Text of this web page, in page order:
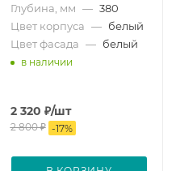
Глубина, мм — 380
Цвет корпуса — белый
Цвет фасада — белый
в наличии
2 320 ₽/шт
2 800₽ -17%